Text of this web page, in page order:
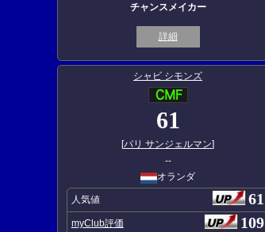
チャンスメイカー
詳細
シャビ シモンズ
61
[パリ サンジェルマン]
--
オランダ
人気値 61
myClub評価 109